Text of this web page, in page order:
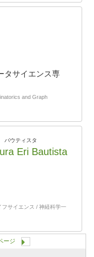
タサイエンス専
and Graph
ウティスタ
Eri Bautista
サイエンス / 神経科学一
ージ